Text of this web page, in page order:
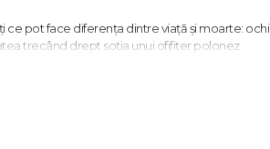
ce pot face diferența dintre viață și moarte: ochi
trecând drept soția unui ofifițer polonez.